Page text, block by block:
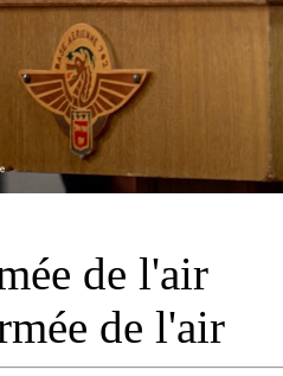
de l'air
de l'air